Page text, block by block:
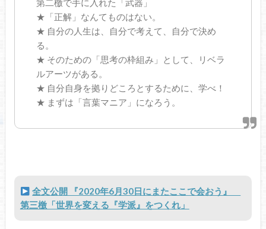
第二檄で手に入れた「武器」
★「正解」なんてものはない。
★ 自分の人生は、自分で考えて、自分で決め
る。
★ そのための「思考の枠組み」として、リベラ
ルアーツがある。
★ 自分自身を拠りどころとするために、学べ！
★ まずは「言葉マニア」になろう。
全文公開 『2020年6月30日にまたここで会おう』
第三檄「世界を変える『学派』をつくれ」